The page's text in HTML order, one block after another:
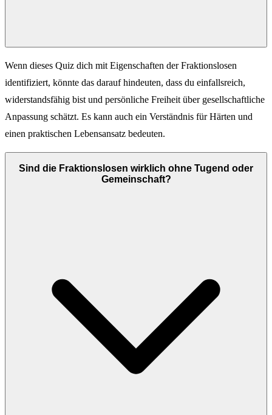
Wenn dieses Quiz dich mit Eigenschaften der Fraktionslosen
identifiziert, könnte das darauf hindeuten, dass du einfallsreich,
widerstandsfähig bist und persönliche Freiheit über gesellschaftliche
Anpassung schätzt. Es kann auch ein Verständnis für Härten und
einen praktischen Lebensansatz bedeuten.
Sind die Fraktionslosen wirklich ohne Tugend oder
Gemeinschaft?